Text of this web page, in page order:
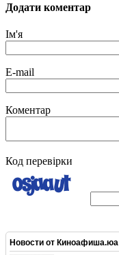
Додати коментар
Ім'я
E-mail
Коментар
Код перевірки
Новости от Киноафиша.юа